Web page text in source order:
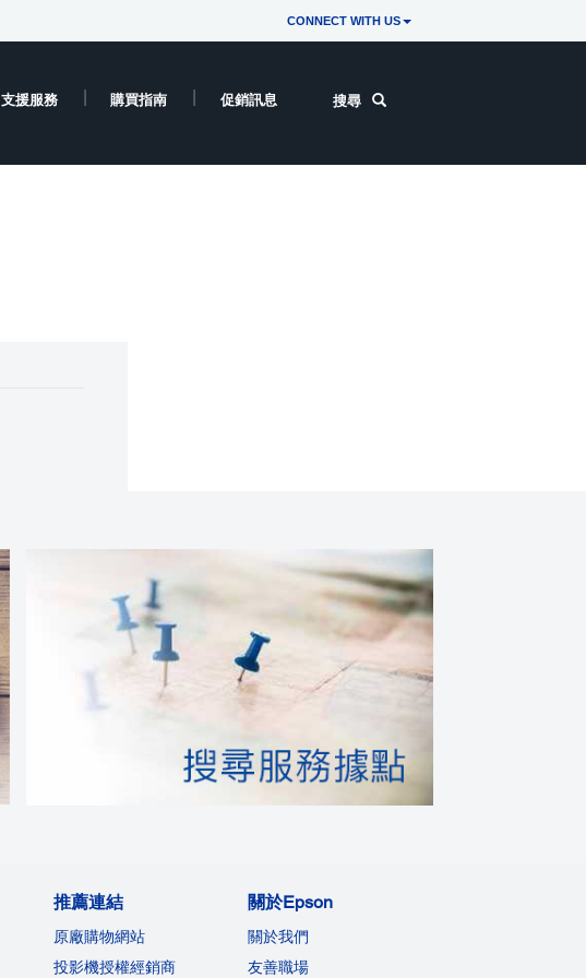
CONNECT WITH US
支援服務 購買指南 促銷訊息 搜尋
推薦連結
原廠購物網站
投影機授權經銷商
關於Epson
關於我們
友善職場